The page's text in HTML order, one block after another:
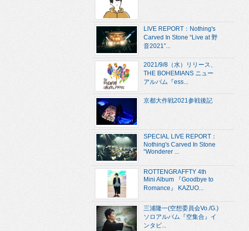
LIVE REPORT：Nothing's
Carved In Stone “Live at 野
音2021”...
2021/9/8（水）リリース、
THE BOHEMIANS ニュー
アルバム『ess...
京都大作戦2021参戦後記
SPECIAL LIVE REPORT：
Nothing's Carved In Stone
“Wonderer ...
ROTTENGRAFFTY 4th
Mini Album 『Goodbye to
Romance』 KAZUO...
三浦隆一(空想委員会Vo./G.)
ソロアルバム『空集合』イ
ンタビ...